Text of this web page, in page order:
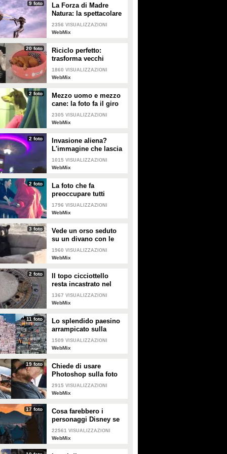
9 foto
La Forza di Madre
Natura: la spettacolare
struttura di Lorenzo
Quinn
2356 VISUALIZZAZIONI
WebMix
20 foto
Riciclo perfetto:
trasforma vecchi
pneumatici in cuccette
per cani
1860 VISUALIZZAZIONI
WebMix
2 foto
Mezzo uomo e mezzo
cane: la foto fa il giro
del web
2305 VISUALIZZAZIONI
WebMix
2 foto
Invasione aliena?
L'immagine che lascia
a bocca aperta
1015 VISUALIZZAZIONI
WebMix
2 foto
La foto che fa
preoccupare tutti
1796 VISUALIZZAZIONI
WebMix
3 foto
Vede un orso seduto
su un divano con le
zampe incrociate:
ferma l'auto per fare
1960 VISUALIZZAZIONI
WebMix
2 foto
Il topo cicciottello
resta incastrato nel
tombino: i vigili del
fuoco lo salvano
1367 VISUALIZZAZIONI
WebMix
11 foto
Lo splendido paesino
arrampicato sulla
collina: il panorama
sembra un presepe
1509 VISUALIZZAZIONI
WebMix
19 foto
Chiede di usare
Photoshop sulla foto
del marito: i risultati
sono esilaranti
2915 VISUALIZZAZIONI
WebMix
17 foto
Cosa farebbero i
personaggi Disney se
visitassero Napoli
22561 VISUALIZZAZIONI
WebMix